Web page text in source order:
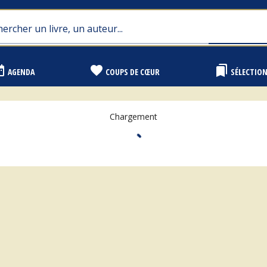
AGENDA favorite COUPS DE CŒUR bookmarks
Chargement